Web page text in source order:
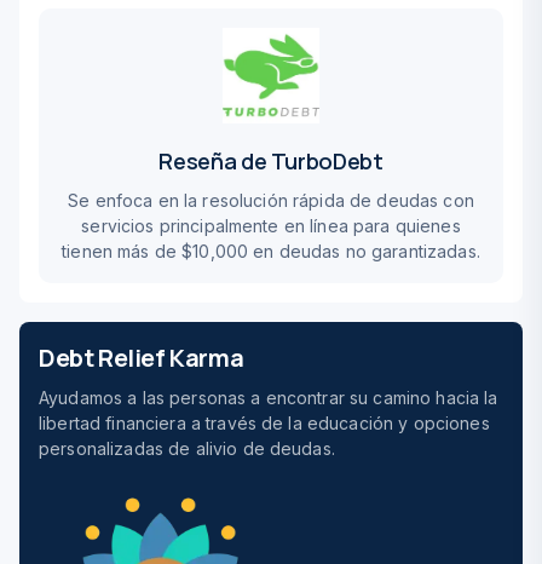
Reseña de TurboDebt
Se enfoca en la resolución rápida de deudas con
servicios principalmente en línea para quienes
tienen más de $10,000 en deudas no garantizadas.
Debt Relief Karma
Ayudamos a las personas a encontrar su camino hacia la
libertad financiera a través de la educación y opciones
personalizadas de alivio de deudas.